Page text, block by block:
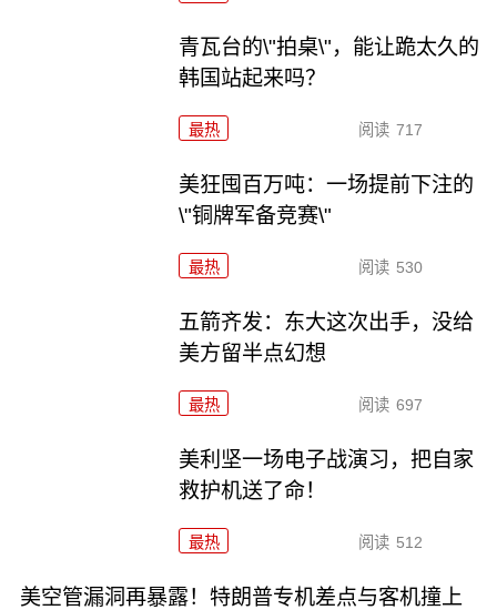
青瓦台的\"拍桌\"，能让跪太久的
韩国站起来吗？
最热 阅读 717
美狂囤百万吨：一场提前下注的
\"铜牌军备竞赛\"
最热 阅读 530
五箭齐发：东大这次出手，没给
美方留半点幻想
最热 阅读 697
美利坚一场电子战演习，把自家
救护机送了命！
最热 阅读 512
美空管漏洞再暴露！特朗普专机差点与客机撞上